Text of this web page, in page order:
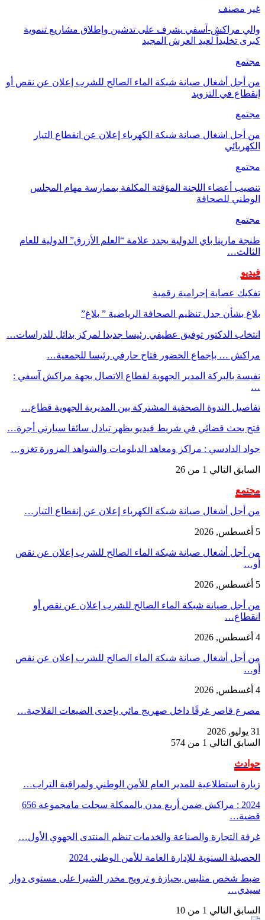
غير مصنف
والي مراكش-آسفي يشرف على تدشين وإطلاق مشاريع تنموية
كبرى تخليداً لعيد العرش المجيد
مجتمع
من أجل أشغال صيانة شبكة الماء الصالح للشرب إعلان عن نقص أو
إنقطاع في التزويد
مجتمع
من أجل اشغال صيانة شبكة الكهرباء إعلان عن انقطاع التيار
الكهربائي
مجتمع
تنصيب أعضاء اللجنة المؤقتة المكلفة بممارسة مهام المجلس
الوطني للصحافة
مجتمع
طنجة مارينا باي الدولية يجدد علامة “العلم الأزرق” الدولية للعام
الثالث…
فيديو
تفكيك عصابة إجرامية رقمية
بلاغ بشأن جدل تنظيم الصحافة الرياضية ” بلاغ”
انتخاب الدكتور توفيق عطيفي رئيسا جديدا لمركز بدائل للدراسات…
مراكش … بإجماع الحضور فتاح حارفي رئيسا للجمعية…
نفيسة بالبركة المدير الجهوية لقطاع الاتصال بجهة مراكش آسفي :
…
تفاصيل الندوة الصحفية المشتركة بين المديرية الجهوية قطاع…
فتح بحث قضائي في شريط فيديو يظهر تبادل سائقا سيارتي أجرة…
جواد الدادسي : مراكز ومعاهد الدبلومات والشواهد المزورة تغزو…
السابق التالي 1 من 26
مجتمع
من أجل أشغال صيانة شبكة الكهرباء إعلان عن إنقطاع التيار…
5 أغسطس, 2026
من أجل أشغال صيانة شبكة الماء الصالح للشرب إعلان عن نقص
أو…
5 أغسطس, 2026
من أجل صيانة شبكة الماء الصالح للشرب إعلان عن نقص أو
انقطاع…
4 أغسطس, 2026
من أجل أشغال صيانة شبكة الماء الصالح للشرب إعلان عن نقص
أو…
4 أغسطس, 2026
مصرع قاصر غرقًا داخل صهريج مائي بإحدى الضيعات الفلاحية…
31 يوليو, 2026
السابق التالي 1 من 574
حوادث
زيارة استطلاعية للمدير العام للأمن الوطني ولمراقبة التراب…
2024 : مراكش ضمن أربع مدن بالممكلة سجلت مامجموعه 656
قضية…
غرفة التجارة والصناعة والخدمات تنظم المنتدى الجهوي الأول…
الحصيلة السنوية للإدارة العامة للأمن الوطني 2024
ضبط شخص متلبس بحيازة و ترويج مخدر الشيرا على مستوى دوار
سيدي…
السابق التالي 1 من 10